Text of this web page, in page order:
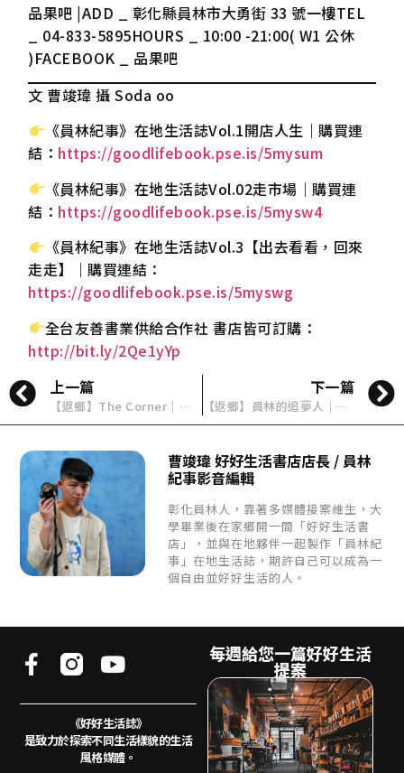
品果吧 |ADD _ 彰化縣員林市大勇街 33 號一樓TEL
_ 04-833-5895HOURS _ 10:00 -21:00( W1 公休
)FACEBOOK _ 品果吧
文 曹竣瑋 攝 Soda oo
《員林紀事》在地生活誌Vol.1開店人生｜購買連
結： https://goodlifebook.pse.is/5mysum
《員林紀事》在地生活誌Vol.02走市場｜購買連
結： https://goodlifebook.pse.is/5mysw4
《員林紀事》在地生活誌Vol.3【出去看看，回來
走走】｜購買連結：
https://goodlifebook.pse.is/5myswg
全台友善書業供給合作社 書店皆可訂購：
http://bit.ly/2Qe1yYp
上一篇
【返鄉】The Corner｜一卡皮箱的快閃販售到返鄉成立品牌飾品店
下一篇
【返鄉】員林的追夢人｜Day Tripper 主理人 黃建懷
曹竣瑋 好好生活書店店長 / 員林
紀事影音編輯
彰化員林人，靠著多媒體接案維生，大
學畢業後在家鄉開一間「好好生活書
店」，並與在地夥伴一起製作「員林紀
事」在地生活誌，期許自己可以成為一
個自由並好好生活的人。
《好好生活誌》
是致力於探索不同生活樣貌的生活
風格媒體。
每週給您一篇好好生活
提案